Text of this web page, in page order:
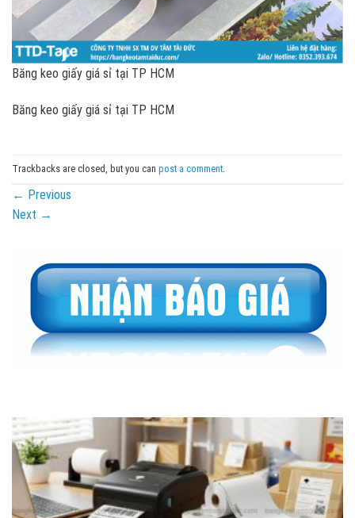
Băng keo giấy giá sỉ tại TP HCM
Băng keo giấy giá sỉ tại TP HCM
Trackbacks are closed, but you can post a comment
← Previous
Next →